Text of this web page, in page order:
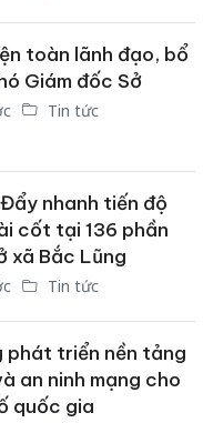
toàn lãnh đạo, bổ
Giám đốc Sở
Tin tức
nhanh tiến độ
cốt tại 136 phần
xã Bắc Lũng
Tin tức
phát triển nền tảng
an ninh mạng cho
quốc gia